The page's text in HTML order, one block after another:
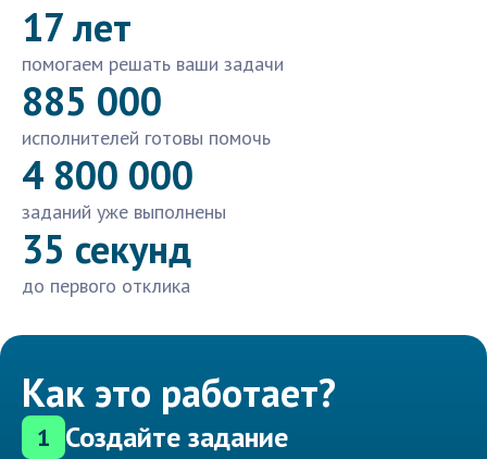
17 лет
помогаем решать ваши задачи
885 000
исполнителей готовы помочь
4 800 000
заданий уже выполнены
35 секунд
до первого отклика
Как это работает?
1 Создайте задание